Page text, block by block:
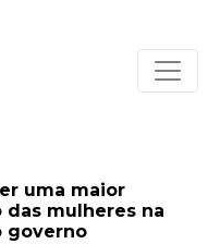
uma maior
das mulheres na
governo